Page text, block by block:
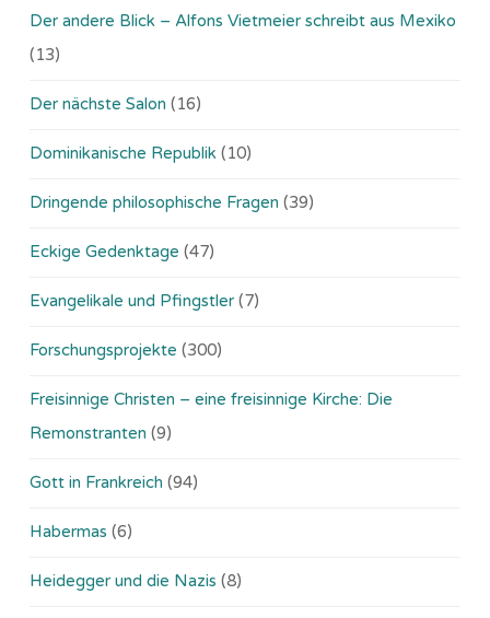
Der andere Blick – Alfons Vietmeier schreibt aus Mexiko
(13)
Der nächste Salon (16)
Dominikanische Republik (10)
Dringende philosophische Fragen (39)
Eckige Gedenktage (47)
Evangelikale und Pfingstler (7)
Forschungsprojekte (300)
Freisinnige Christen – eine freisinnige Kirche: Die
Remonstranten (9)
Gott in Frankreich (94)
Habermas (6)
Heidegger und die Nazis (8)